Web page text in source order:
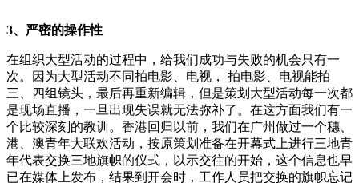
3、严密的操作性
在组织大型活动的过程中，给我们成功与失败的机会只有一
次。因为大型活动不同拍电影、电视， 拍电影、电视能拍
三、四组镜头，最后再重新编辑，但是策划大型活动每一次都
是现场直播，一旦出现失误就无法弥补了。在这方面我们有一
个比较深刻的教训。香港回归以前，我们在广州做过一个穗、
港、澳青年大联欢活动，按原策划准备在开幕式上进行三地青
年代表交换三地旗帜的仪式，以示交往的开始，这个信息也早
已在媒体上发布，结果到开会时，工作人员把交换的旗帜忘记